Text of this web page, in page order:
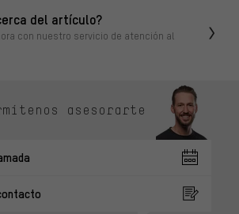
del artículo?
con nuestro servicio de atención al
asesorarte